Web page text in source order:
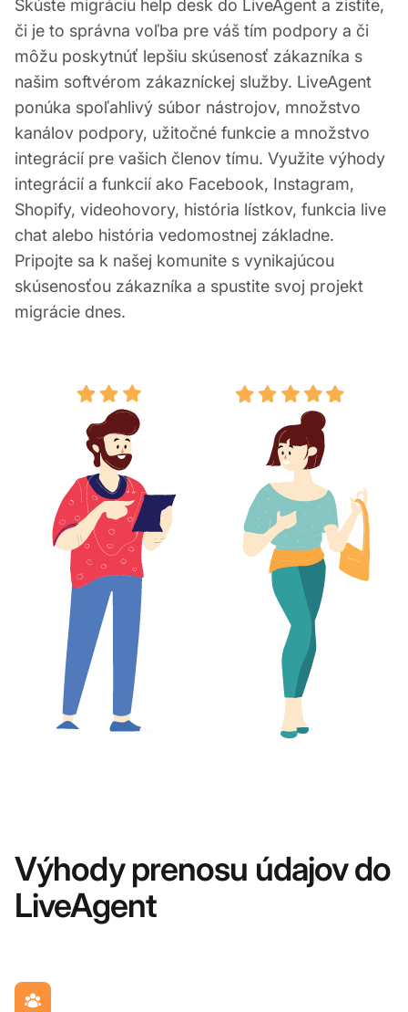
Skúste migráciu help desk do LiveAgent a zistite,
či je to správna voľba pre váš tím podpory a či
môžu poskytnúť lepšiu skúsenosť zákazníka s
našim softvérom zákazníckej služby. LiveAgent
ponúka spoľahlivý súbor nástrojov, množstvo
kanálov podpory, užitočné funkcie a množstvo
integrácií pre vašich členov tímu. Využite výhody
integrácií a funkcií ako Facebook, Instagram,
Shopify, videohovory, história lístkov, funkcia live
chat alebo história vedomostnej základne.
Pripojte sa k našej komunite s vynikajúcou
skúsenosťou zákazníka a spustite svoj projekt
migrácie dnes.
Výhody prenosu údajov do
LiveAgent